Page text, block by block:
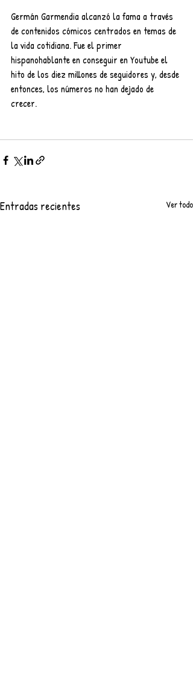
Germán Garmendia alcanzó la fama a través
de contenidos cómicos centrados en temas de
la vida cotidiana. Fue el primer
hispanohablante en conseguir en Youtube el
hito de los diez millones de seguidores y, desde
entonces, los números no han dejado de
crecer.
Entradas recientes Ver todo